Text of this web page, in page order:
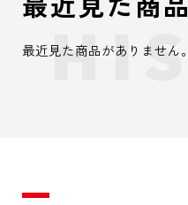
最近見た商品がありません。